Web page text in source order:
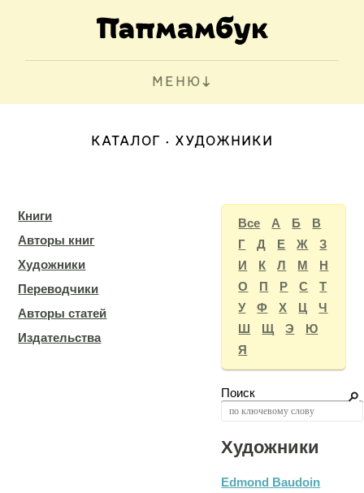
МЕНЮ
КАТАЛОГ ХУДОЖНИКИ
Книги
Авторы книг
Художники
Переводчики
Авторы статей
Издательства
Все А Б
В
Г
Д Е Ж
З
И
К Л М
Н
О
П Р С
Т
У
Ф Х Ц
Ч
Ш
Щ Э
Ю
Я
Поиск
Художники
Edmond Baudoin